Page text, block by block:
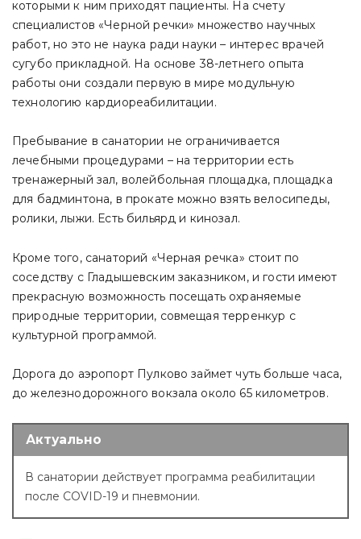
которыми к ним приходят пациенты. На счету
специалистов «Черной речки» множество научных
работ, но это не наука ради науки – интерес врачей
сугубо прикладной. На основе 38-летнего опыта
работы они создали первую в мире модульную
технологию кардиореабилитации.
Пребывание в санатории не ограничивается
лечебными процедурами – на территории есть
тренажерный зал, волейбольная площадка, площадка
для бадминтона, в прокате можно взять велосипеды,
ролики, лыжи. Есть бильярд и кинозал.
Кроме того, санаторий «Черная речка» стоит по
соседству с Гладышевским заказником, и гости имеют
прекрасную возможность посещать охраняемые
природные территории, совмещая терренкур с
культурной программой.
Дорога до аэропорт Пулково займет чуть больше часа,
до железнодорожного вокзала около 65 километров.
Актуально
В санатории действует программа реабилитации
после COVID-19 и пневмонии.